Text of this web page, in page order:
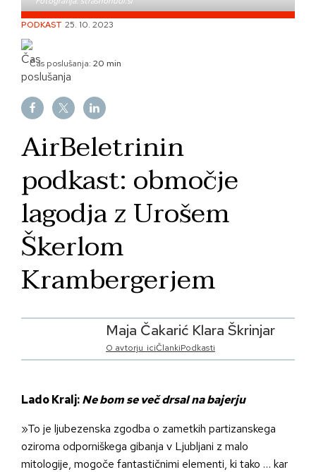
content
PODKAST 25. 10. 2023
Čas poslušanja: 20 min
AirBeletrinin
podkast: območje
lagodja z Urošem
Škerlom
Krambergerjem
Maja Čakarić Klara Škrinjar
O avtorju_iciČlankiPodkasti
Lado Kralj:Ne bom se več drsal na bajerju
»To je ljubezenska zgodba o zametkih partizanskega
oziroma odporniškega gibanja v Ljubljani z malo
mitologije, mogoče fantastičnimi elementi, ki tako … kar